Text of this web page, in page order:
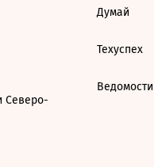
Северо-
Думай
Техуспех